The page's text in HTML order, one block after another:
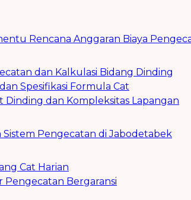
Rencana Anggaran Biaya
dan Kalkulasi Bidang Dinding
Spesifikasi Formula Cat
Dinding dan Kompleksitas Lapangan
Sistem Pengecatan di Jabodetabek
Cat Harian
Pengecatan Bergaransi